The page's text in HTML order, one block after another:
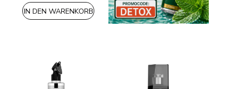
war:
190,00€
ist:
172,00€.
IN DEN WARENKORB